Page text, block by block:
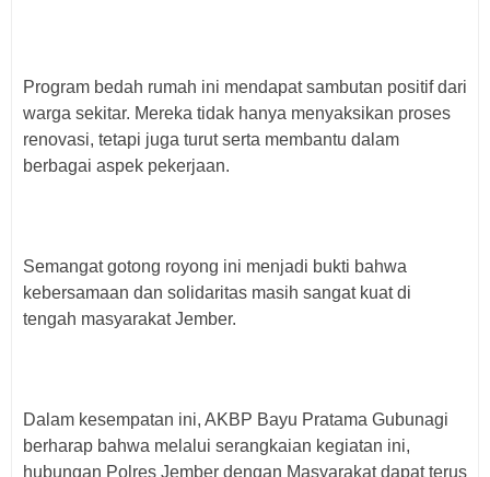
Program bedah rumah ini mendapat sambutan positif dari
warga sekitar. Mereka tidak hanya menyaksikan proses
renovasi, tetapi juga turut serta membantu dalam
berbagai aspek pekerjaan.
Semangat gotong royong ini menjadi bukti bahwa
kebersamaan dan solidaritas masih sangat kuat di
tengah masyarakat Jember.
Dalam kesempatan ini, AKBP Bayu Pratama Gubunagi
berharap bahwa melalui serangkaian kegiatan ini,
hubungan Polres Jember dengan Masyarakat dapat terus